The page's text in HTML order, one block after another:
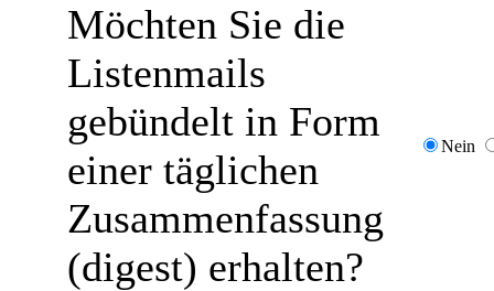
Möchten Sie die
Listenmails
gebündelt in Form
einer täglichen
Zusammenfassung
(digest) erhalten?
Nein